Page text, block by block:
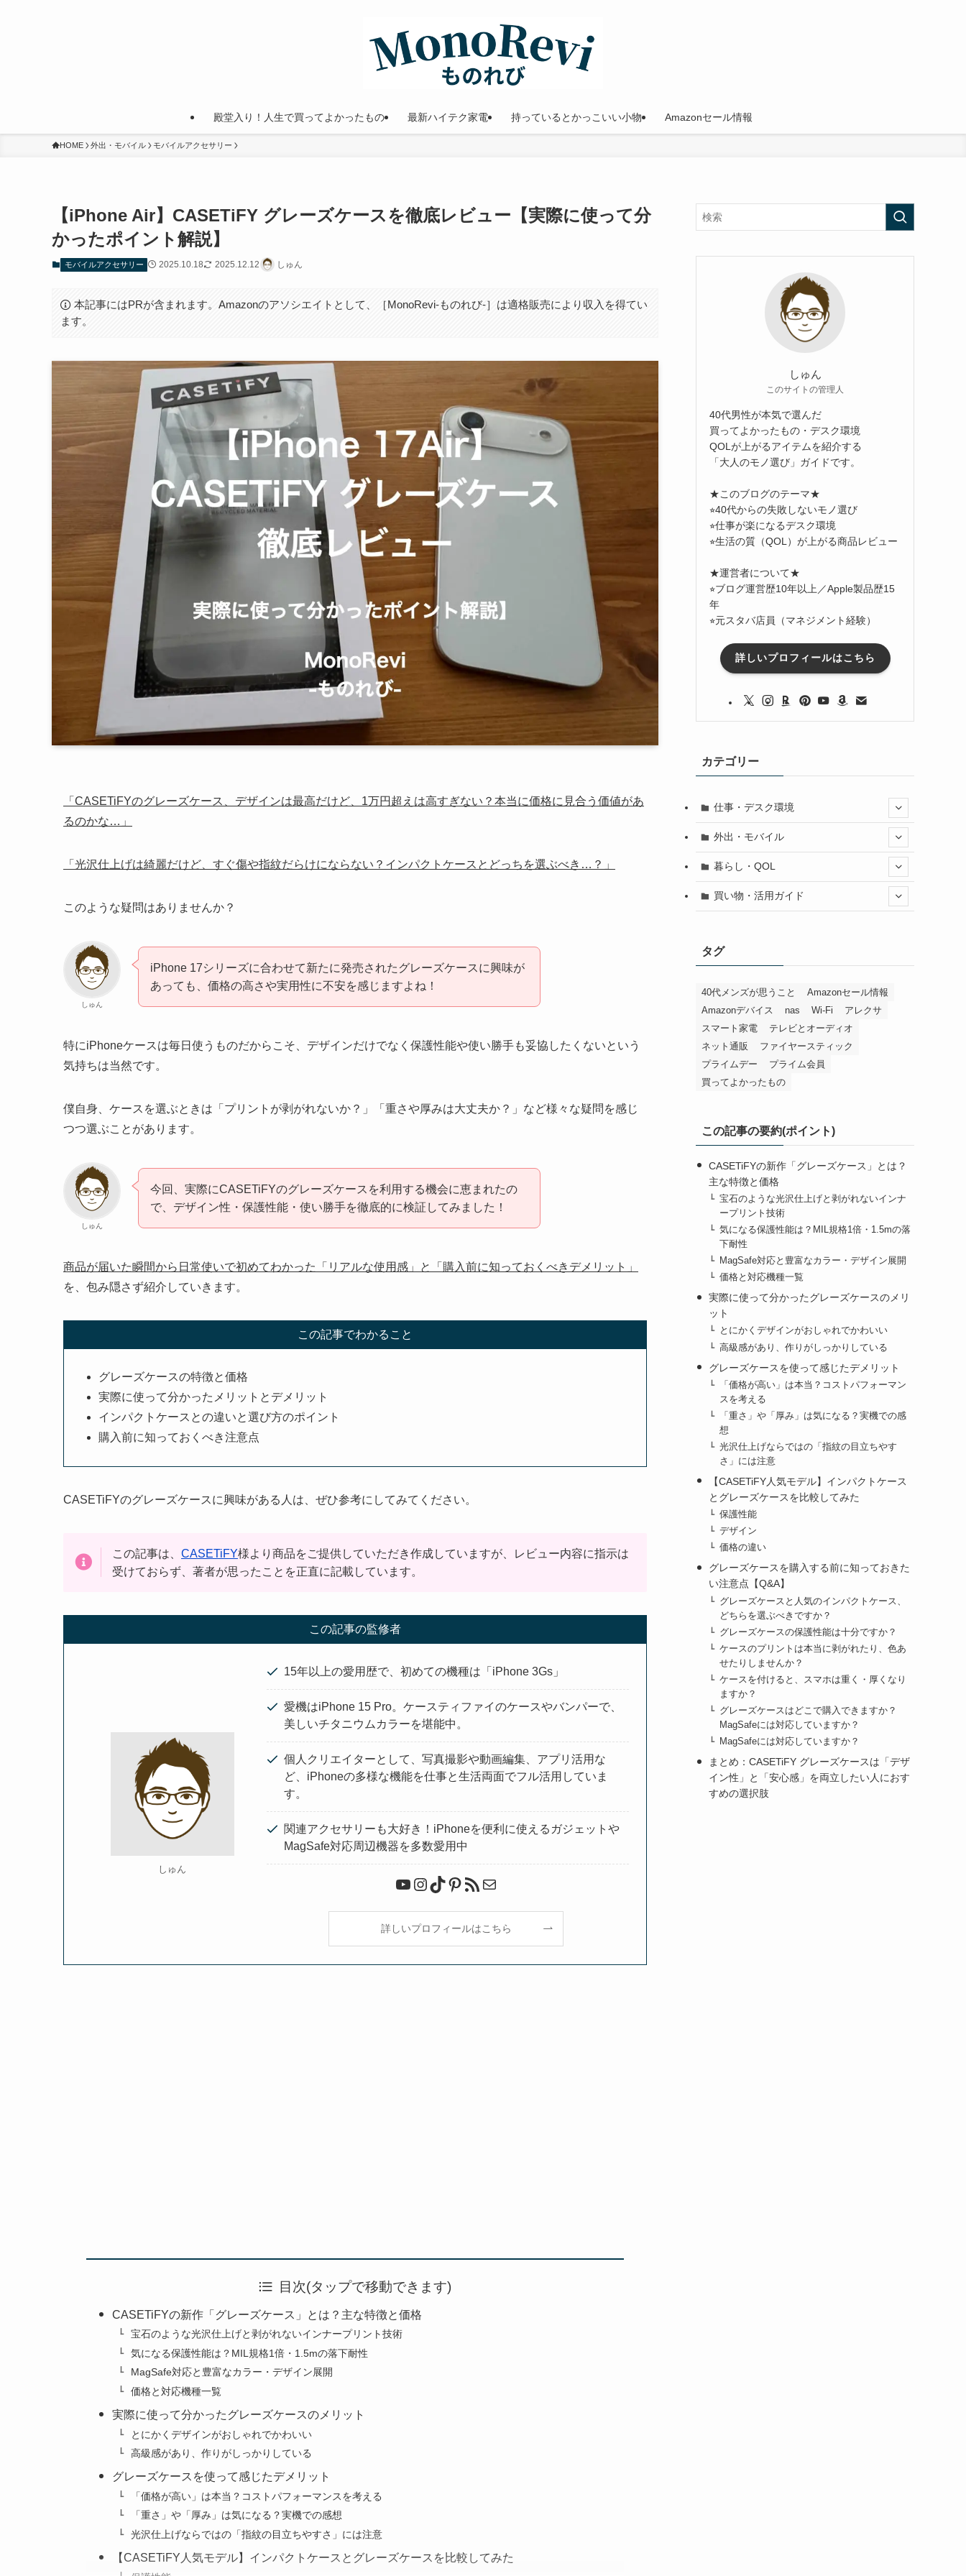
殿堂入り！人生で買ってよかったもの 最新ハイテク家電 持っているとかっこいい小物 Amazonセール情報
HOME 外出・モバイル モバイルアクセサリー
【iPhone Air】CASETiFY グレーズケースを徹底レビュー【実際に使って分
かったポイント解説】
モバイルアクセサリー 2025.10.18 2025.12.12 しゅん
本記事にはPRが含まれます。Amazonのアソシエイトとして、［MonoRevi-ものれび-］は適格販売により収入を得てい
ます。
「CASETiFYのグレーズケース、デザインは最高だけど、1万円超えは高すぎない？本当に価格に見合う価値があ
るのかな…」
「光沢仕上げは綺麗だけど、すぐ傷や指紋だらけにならない？インパクトケースとどっちを選ぶべき…？」
このような疑問はありませんか？
しゅん
iPhone 17シリーズに合わせて新たに発売されたグレーズケースに興味が
あっても、価格の高さや実用性に不安を感じますよね！
特にiPhoneケースは毎日使うものだからこそ、デザインだけでなく保護性能や使い勝手も妥協したくないという
気持ちは当然です。
僕自身、ケースを選ぶときは「プリントが剥がれないか？」「重さや厚みは大丈夫か？」など様々な疑問を感じ
つつ選ぶことがあります。
しゅん
今回、実際にCASETiFYのグレーズケースを利用する機会に恵まれたの
で、デザイン性・保護性能・使い勝手を徹底的に検証してみました！
商品が届いた瞬間から日常使いで初めてわかった「リアルな使用感」と「購入前に知っておくべきデメリット」
を、包み隠さず紹介していきます。
この記事でわかること
グレーズケースの特徴と価格
実際に使って分かったメリットとデメリット
インパクトケースとの違いと選び方のポイント
購入前に知っておくべき注意点
CASETiFYのグレーズケースに興味がある人は、ぜひ参考にしてみてください。
この記事は、 CASETiFY様より商品をご提供していただき作成していますが、レビュー内容に指示は
受けておらず、著者が思ったことを正直に記載しています。
この記事の監修者
しゅん
15年以上の愛用歴で、初めての機種は「iPhone 3Gs」
愛機はiPhone 15 Pro。ケースティファイのケースやバンパーで、
美しいチタニウムカラーを堪能中。
個人クリエイターとして、写真撮影や動画編集、アプリ活用な
ど、iPhoneの多様な機能を仕事と生活両面でフル活用していま
す。
関連アクセサリーも大好き！iPhoneを便利に使えるガジェットや
MagSafe対応周辺機器を多数愛用中
YouTube Instagram TikTok Pinterest RSS フィードメール
詳しいプロフィールはこちら
目次(タップで移動できます)
CASETiFYの新作「グレーズケース」とは？主な特徴と価格
宝石のような光沢仕上げと剥がれないインナープリント技術
気になる保護性能は？MIL規格1倍・1.5mの落下耐性
MagSafe対応と豊富なカラー・デザイン展開
価格と対応機種一覧
実際に使って分かったグレーズケースのメリット
とにかくデザインがおしゃれでかわいい
高級感があり、作りがしっかりしている
グレーズケースを使って感じたデメリット
「価格が高い」は本当？コストパフォーマンスを考える
「重さ」や「厚み」は気になる？実機での感想
光沢仕上げならではの「指紋の目立ちやすさ」には注意
【CASETiFY人気モデル】インパクトケースとグレーズケースを比較してみた
しゅん
このサイトの管理人
40代男性が本気で選んだ
買ってよかったもの・デスク環境
QOLが上がるアイテムを紹介する
「大人のモノ選び」ガイドです。
★このブログのテーマ★
⭐︎40代からの失敗しないモノ選び
⭐︎仕事が楽になるデスク環境
⭐︎生活の質（QOL）が上がる商品レビュー
★運営者について★
⭐︎ブログ運営歴10年以上／Apple製品歴15
年
⭐︎元スタバ店員（マネジメント経験）
詳しいプロフィールはこちら
カテゴリー
仕事・デスク環境
外出・モバイル
暮らし・QOL
買い物・活用ガイド
タグ
40代メンズが思うこと
Amazonセール情報
Amazonデバイス
nas Wi-Fi
アレクサ
スマート家電
テレビとオーディオ
ネット通販
ファイヤースティック
プライムデー
プライム会員
買ってよかったもの
この記事の要約(ポイント)
CASETiFYの新作「グレーズケース」とは？
主な特徴と価格
宝石のような光沢仕上げと剥がれないインナ
ープリント技術
気になる保護性能は？MIL規格1倍・1.5mの落
下耐性
MagSafe対応と豊富なカラー・デザイン展開
価格と対応機種一覧
実際に使って分かったグレーズケースのメリ
ット
とにかくデザインがおしゃれでかわいい
高級感があり、作りがしっかりしている
グレーズケースを使って感じたデメリット
「価格が高い」は本当？コストパフォーマン
スを考える
「重さ」や「厚み」は気になる？実機での感
想
光沢仕上げならではの「指紋の目立ちやす
さ」には注意
【CASETiFY人気モデル】インパクトケース
とグレーズケースを比較してみた
保護性能
デザイン
価格の違い
グレーズケースを購入する前に知っておきた
い注意点【Q&A】
グレーズケースと人気のインパクトケース、
どちらを選ぶべきですか？
グレーズケースの保護性能は十分ですか？
ケースのプリントは本当に剥がれたり、色あ
せたりしませんか？
ケースを付けると、スマホは重く・厚くなり
ますか？
グレーズケースはどこで購入できますか？
MagSafeには対応していますか？
MagSafeには対応していますか？
まとめ：CASETiFY グレーズケースは「デザ
イン性」と「安心感」を両立したい人におす
すめの選択肢